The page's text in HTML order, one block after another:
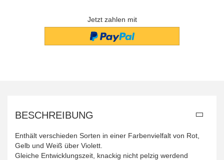
Jetzt zahlen mit
BESCHREIBUNG
Enthält verschieden Sorten in einer Farbenvielfalt von Rot,
Gelb und Weiß über Violett.
Gleiche Entwicklungszeit, knackig nicht pelzig werdend